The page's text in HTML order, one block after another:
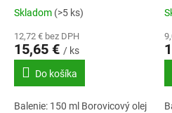
Skladom (>5 ks)
12,72 € bez DPH
15,65 € / ks
Do košíka
Balenie: 150 ml Borovicový olej